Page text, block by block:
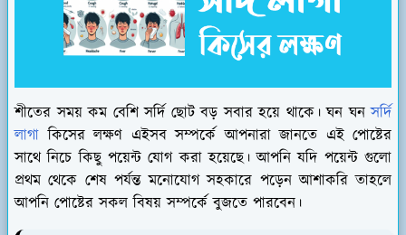
শীতের সময় কম বেশি সর্দি ছোট বড় সবার হয়ে থাকে। ঘন ঘনসর্দি
লাগা কিসের লক্ষণ এইসব সম্পর্কে আপনারা জানতে এই পোষ্টের
সাথে নিচে কিছু পয়েন্ট যোগ করা হয়েছে। আপনি যদি পয়েন্ট গুলো
প্রথম থেকে শেষ পর্যন্ত মনোযোগ সহকারে পড়েন আশাকরি তাহলে
আপনি পোষ্টের সকল বিষয় সম্পর্কে বুজতে পারবেন।